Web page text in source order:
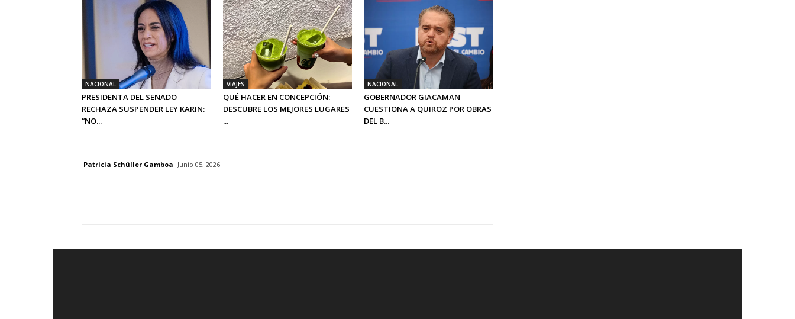
NACIONAL
PRESIDENTA DEL SENADO
RECHAZA SUSPENDER LEY KARIN:
“NO...
VIAJES
QUÉ HACER EN CONCEPCIÓN:
DESCUBRE LOS MEJORES LUGARES
...
NACIONAL
GOBERNADOR GIACAMAN
CUESTIONA A QUIROZ POR OBRAS
DEL B...
Patricia Schüller Gamboa Junio 05, 2026